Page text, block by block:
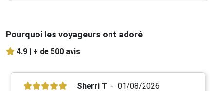
Pourquoi les voyageurs ont adoré
4.9 | + de 500 avis
Sherri T 01/08/2026